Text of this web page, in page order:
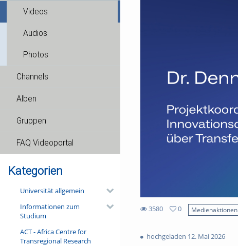
Videos
Audios
Photos
Channels
Alben
Gruppen
FAQ Videoportal
Kategorien
Universität allgemein
Informationen zum
Studium
ACT - Africa Centre for
Transregional Research
3580
views
0
Medienaktionen
hochgeladen 12. Mai 2026